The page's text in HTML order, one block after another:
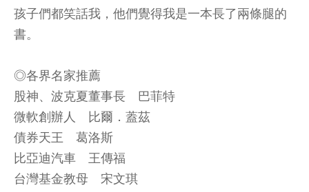
孩子們都笑話我，他們覺得我是一本長了兩條腿的
書。
◎各界名家推薦
股神、波克夏董事長 巴菲特
微軟創辦人 比爾．蓋茲
債券天王 葛洛斯
比亞迪汽車 王傳福
台灣基金教母 宋文琪